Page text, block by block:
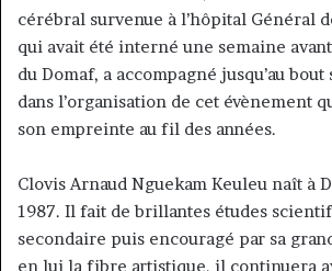
cérébral survenue à l’hôpital Général
qui avait été interné une semaine
du Domaf, a accompagné jusqu’au bout
dans l’organisation de cet évènement
son empreinte au fil des années.
Clovis Arnaud Nguekam Keuleu naît à
1987. Il fait de brillantes études
secondaire puis encouragé par sa
en lui la fibre artistique, il continuera